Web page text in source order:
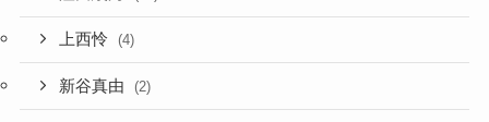
上西怜 (4)
新谷真由 (2)